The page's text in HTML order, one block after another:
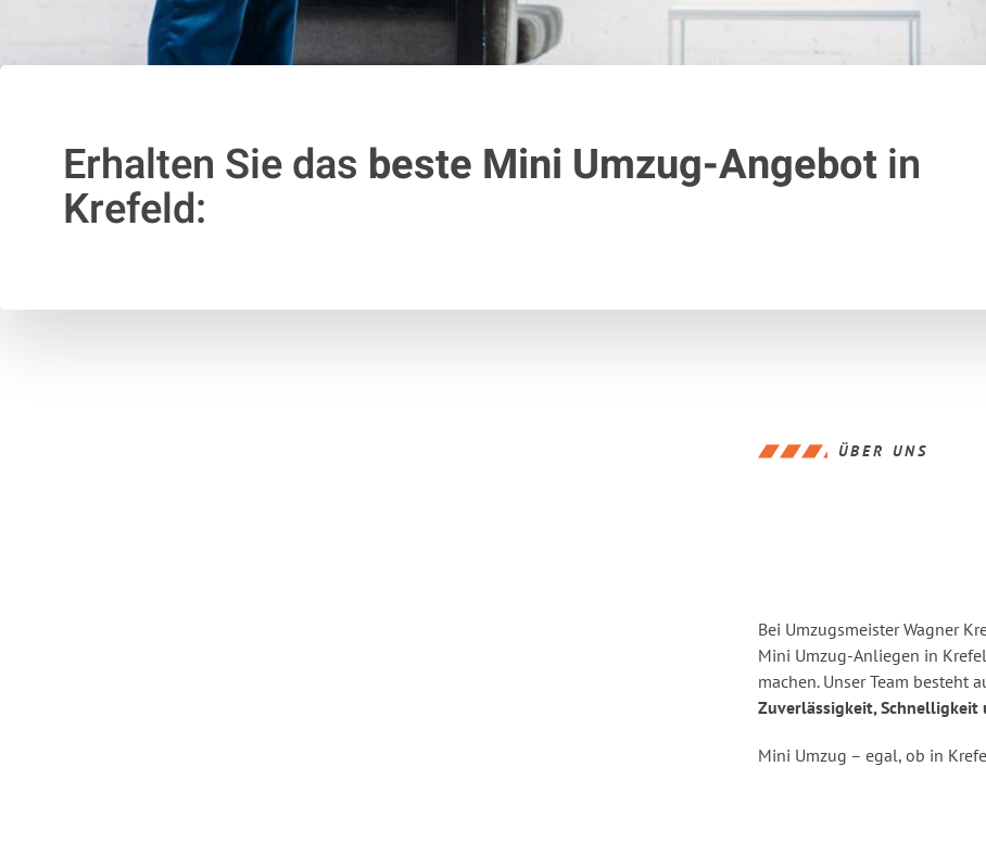
Erhalten Sie das beste Mini Umzug-Angebotin
Krefeld:
ÜBER UNS
Bei Umzugsmeister Wagner
Mini Umzug-Anliegen in
machen. Unser Team besteht
Zuverlässigkeit, Schnelligkeit
Mini Umzug – egal, ob in